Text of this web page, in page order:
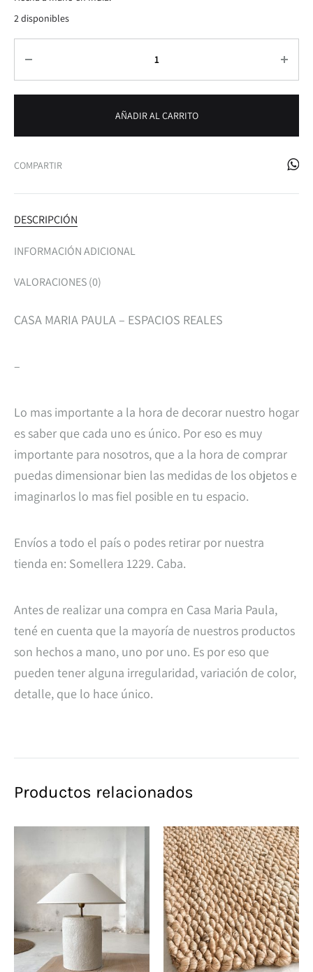
2 disponibles
AÑADIR AL CARRITO
COMPARTIR
DESCRIPCIÓN
INFORMACIÓN ADICIONAL
VALORACIONES (0)
CASA MARIA PAULA – ESPACIOS REALES
–
Lo mas importante a la hora de decorar nuestro hogar
es saber que cada uno es único. Por eso es muy
importante para nosotros, que a la hora de comprar
puedas dimensionar bien las medidas de los objetos e
imaginarlos lo mas fiel posible en tu espacio.
Envíos a todo el país o podes retirar por nuestra
tienda en: Somellera 1229. Caba.
Antes de realizar una compra en Casa Maria Paula,
tené en cuenta que la mayoría de nuestros productos
son hechos a mano, uno por uno. Es por eso que
pueden tener alguna irregularidad, variación de color,
detalle, que lo hace único.
Productos relacionados